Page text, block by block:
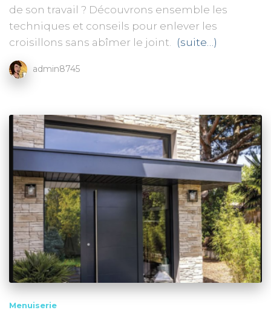
de son travail ? Découvrons ensemble les
techniques et conseils pour enlever les
croisillons sans abîmer le joint.
(suite…)
admin8745
Menuiserie